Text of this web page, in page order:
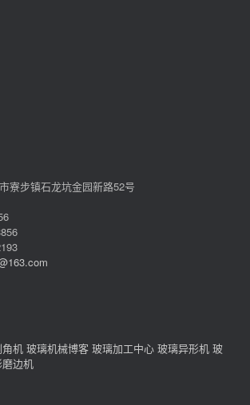
寮步镇石龙坑金园新路52号
机 玻璃机械博客 玻璃加工中心 玻璃异形机 玻
边机